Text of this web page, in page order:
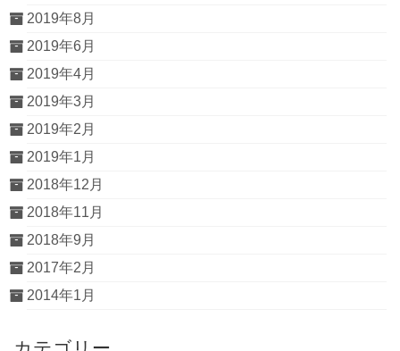
2019年8月
2019年6月
2019年4月
2019年3月
2019年2月
2019年1月
2018年12月
2018年11月
2018年9月
2017年2月
2014年1月